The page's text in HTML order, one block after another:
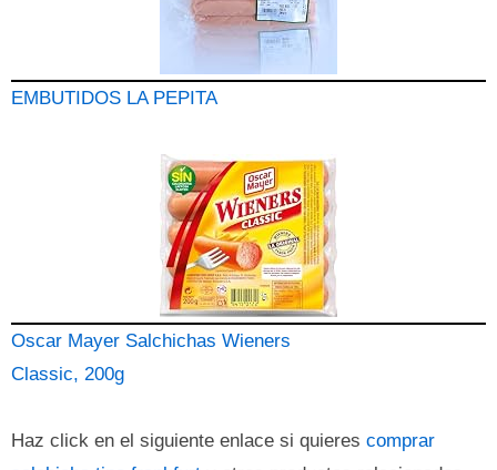
EMBUTIDOS LA PEPITA
Oscar Mayer Salchichas Wieners
Classic, 200g
Haz click en el siguiente enlace si quieres comprar